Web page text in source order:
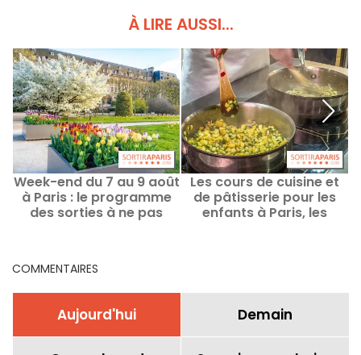
À LIRE AUSSI...
Week-end du 7 au 9 août
à Paris : le programme
des sorties à ne pas
Les cours de cuisine et
de pâtisserie pour les
enfants à Paris, les
COMMENTAIRES
Aujourd'hui Demain